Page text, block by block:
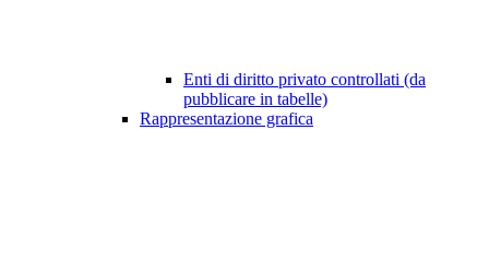
Enti di diritto privato controllati (da
pubblicare in tabelle)
Rappresentazione grafica